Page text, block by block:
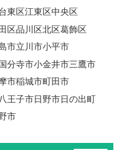
東区江東区中央区
区品川区北区葛飾区
市立川市小平市
分寺市小金井市三鷹市
市稲城市町田市
八王子市日野市日の出町
市